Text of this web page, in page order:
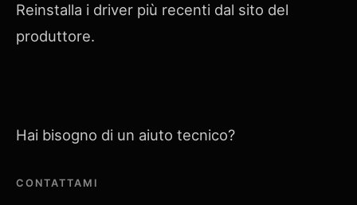
Reinstalla i driver più recenti dal sito del
produttore.
Hai bisogno di un aiuto tecnico?
CONTATTAMI